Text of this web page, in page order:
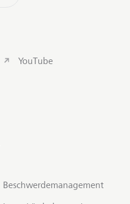
YouTube
Beschwerdemanagement